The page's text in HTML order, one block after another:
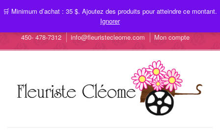
450- 478-7312 info@fleuristecleome.com Mon compte
🛒 Minimum d’achat : 35 $. Ajoutez des produits pour atteindre ce montant.
Ignorer